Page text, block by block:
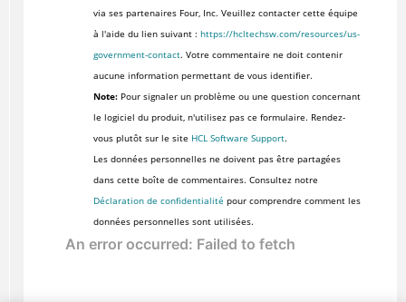
via ses partenaires Four, Inc. Veuillez contacter cette équipe
à l'aide du lien suivant : https://hcltechsw.com/resources/us-
government-contact. Votre commentaire ne doit contenir
aucune information permettant de vous identifier.
Note:Pour signaler un problème ou une question concernant
le logiciel du produit, n'utilisez pas ce formulaire. Rendez-
vous plutôt sur le site HCL Software Support.
Les données personnelles ne doivent pas être partagées
dans cette boîte de commentaires. Consultez notre
Déclaration de confidentialité pour comprendre comment les
données personnelles sont utilisées.